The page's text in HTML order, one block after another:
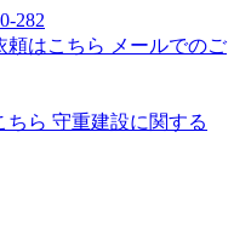
メールでのご
守重建設に関する